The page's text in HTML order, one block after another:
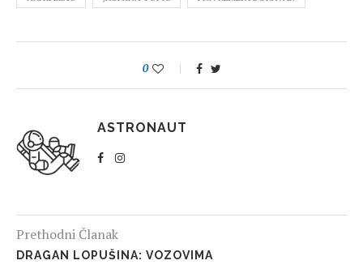
0
ASTRONAUT
Prethodni Članak
DRAGAN LOPUŠINA: VOZOVIMA